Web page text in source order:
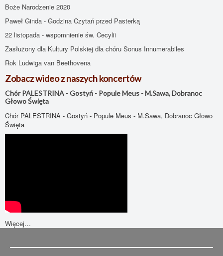
Boże Narodzenie 2020
Paweł Ginda - Godzina Czytań przed Pasterką
22 listopada - wspomnienie św. Cecylii
Zasłużony dla Kultury Polskiej dla chóru Sonus Innumerabiles
Rok Ludwiga van Beethovena
Zobacz wideo z naszych koncertów
Chór PALESTRINA - Gostyń - Popule Meus - M.Sawa, Dobranoc
Głowo Święta
Chór PALESTRINA - Gostyń - Popule Meus - M.Sawa, Dobranoc Głowo
Święta
Więcej…